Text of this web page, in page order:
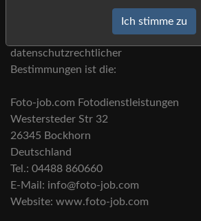
Grundverordnung und anderer
Datenschutzgesetze der
datenschutzrechtlicher
Bestimmungen ist die:
Foto-job.com Fotodienstleistungen
Westersteder Str 32
26345 Bockhorn
Deutschland
Tel.: 04488 860660
E-Mail: info@foto-job.com
Website: www.foto-job.com
Ich stimme zu